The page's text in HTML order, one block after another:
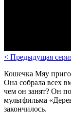
< Предыдущая
Кошечка Мяу
Она собрала всех
чем он занят? Он
мультфильма
закончилось.